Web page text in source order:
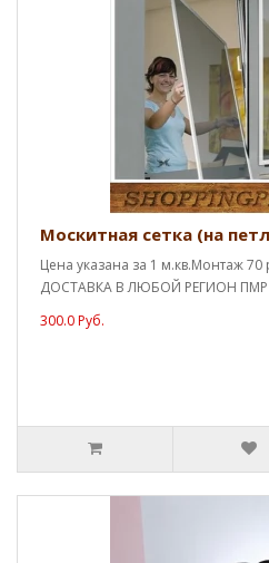
Москитная сетка (на
Цена указана за 1 м.кв.Монтаж
ДОСТАВКА В ЛЮБОЙ РЕГИОН ПМР
300.0 Руб.